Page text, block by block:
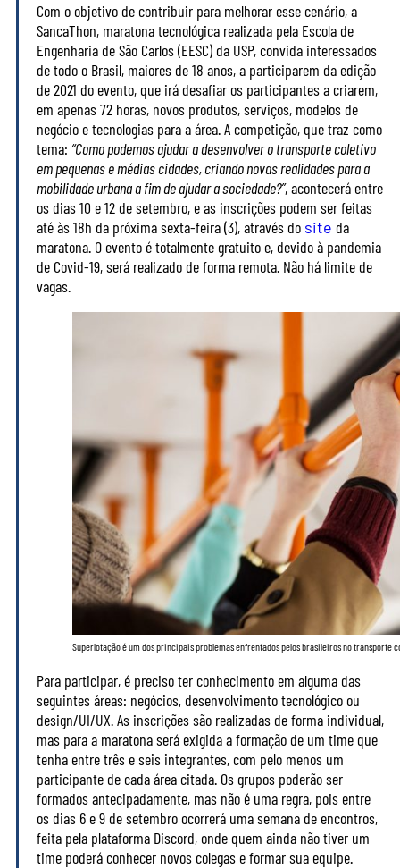
Com o objetivo de contribuir para melhorar esse cenário, a
SancaThon, maratona tecnológica realizada pela Escola de
Engenharia de São Carlos (EESC) da USP, convida interessados
de todo o Brasil, maiores de 18 anos, a participarem da edição
de 2021 do evento, que irá desafiar os participantes a criarem,
em apenas 72 horas, novos produtos, serviços, modelos de
negócio e tecnologias para a área. A competição, que traz como
tema: “Como podemos ajudar a desenvolver o transporte coletivo
em pequenas e médias cidades, criando novas realidades para a
mobilidade urbana a fim de ajudar a sociedade?”, acontecerá entre
os dias 10 e 12 de setembro, e as inscrições podem ser feitas
até às 18h da próxima sexta-feira (3), através do site da
maratona. O evento é totalmente gratuito e, devido à pandemia
de Covid-19, será realizado de forma remota. Não há limite de
vagas.
Superlotação é um dos principais problemas enfrentados pelos brasileiros no transporte
Para participar, é preciso ter conhecimento em alguma das
seguintes áreas: negócios, desenvolvimento tecnológico ou
design/UI/UX. As inscrições são realizadas de forma individual,
mas para a maratona será exigida a formação de um time que
tenha entre três e seis integrantes, com pelo menos um
participante de cada área citada. Os grupos poderão ser
formados antecipadamente, mas não é uma regra, pois entre
os dias 6 e 9 de setembro ocorrerá uma semana de encontros,
feita pela plataforma Discord, onde quem ainda não tiver um
time poderá conhecer novos colegas e formar sua equipe.